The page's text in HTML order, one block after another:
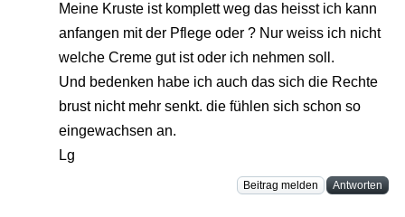
Meine Kruste ist komplett weg das heisst ich kann
anfangen mit der Pflege oder ? Nur weiss ich nicht
welche Creme gut ist oder ich nehmen soll.
Und bedenken habe ich auch das sich die Rechte
brust nicht mehr senkt. die fühlen sich schon so
eingewachsen an.
Lg
Beitrag melden Antworten